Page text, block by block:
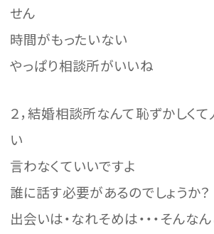
せん
時間がもったいない
やっぱり相談所がいいね
２，結婚相談所なんて恥ずかしく
い
言わなくていいですよ
誰に話す必要があるのでしょうか？
出会いは・なれそめは・・・そんな